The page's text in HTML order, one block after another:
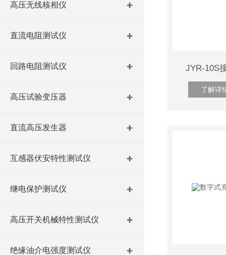
高压无线核相仪
直流电阻测试仪
回路电阻测试仪
高压试验变压器
直流高压发生器
互感器伏安特性测试仪
继电保护测试仪
高压开关机械特性测试仪
绝缘油介电强度测试仪
JYR-10S
了解详